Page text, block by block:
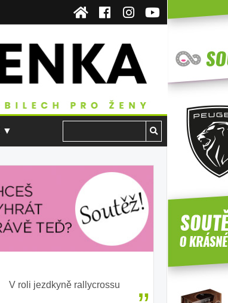
V roli jezdkyně rallycrossu
ženským